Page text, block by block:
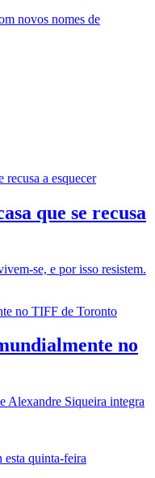
novos nomes de
que se recusa
se, e por isso resistem.
no
Alexandre Siqueira integra